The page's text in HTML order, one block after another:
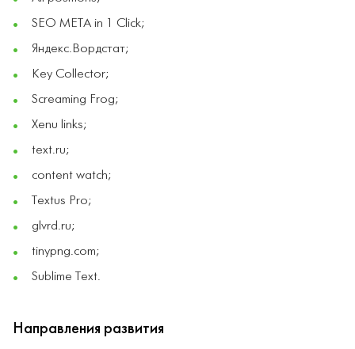
SEO META in 1 Click;
Яндекс.Вордстат;
Key Collector;
Screaming Frog;
Xenu links;
text.ru;
content watch;
Textus Pro;
glvrd.ru;
tinypng.com;
Sublime Text.
Направления развития